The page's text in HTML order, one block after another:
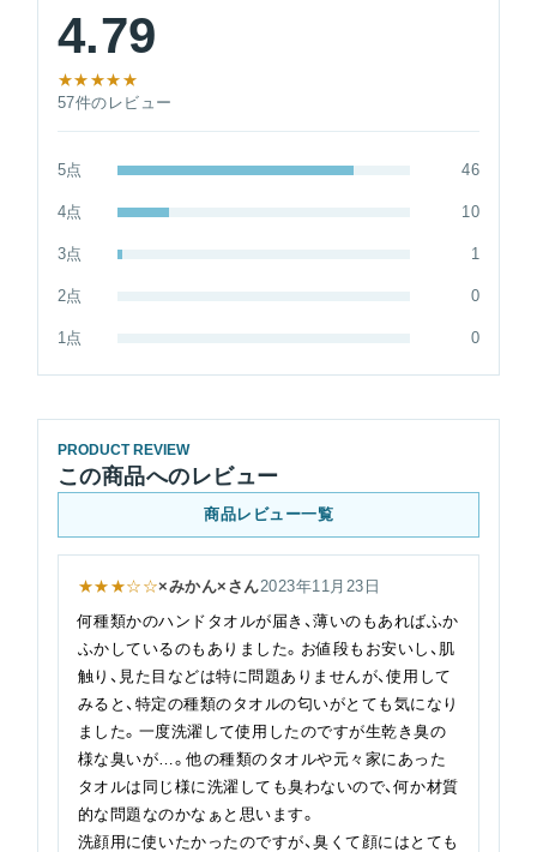
4.79
★★★★★
57件のレビュー
5点 46
4点 10
3点 1
2点 0
1点 0
PRODUCT REVIEW
この商品へのレビュー
商品レビュー一覧
★★★☆☆×みかん×さん2023年11月23日
何種類かのハンドタオルが届き、薄いのもあればふか
ふかしているのもありました。お値段もお安いし、肌
触り、見た目などは特に問題ありませんが、使用して
みると、特定の種類のタオルの匂いがとても気になり
ました。一度洗濯して使用したのですが生乾き臭の
様な臭いが…。他の種類のタオルや元々家にあった
タオルは同じ様に洗濯しても臭わないので、何か材質
的な問題なのかなぁと思います。
洗顔用に使いたかったのですが、臭くて顔にはとても